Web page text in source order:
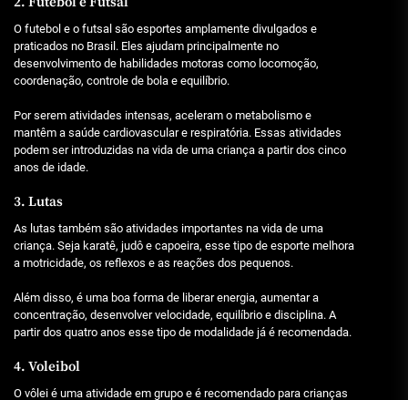
O futebol e o futsal são esportes amplamente divulgados e
praticados no Brasil. Eles ajudam principalmente no
desenvolvimento de habilidades motoras como locomoção,
coordenação, controle de bola e equilíbrio.
Por serem atividades intensas, aceleram o metabolismo e
mantêm a saúde cardiovascular e respiratória. Essas atividades
podem ser introduzidas na vida de uma criança a partir dos cinco
anos de idade.
3. Lutas
As lutas também são atividades importantes na vida de uma
criança. Seja karatê, judô e capoeira, esse tipo de esporte melhora
a motricidade, os reflexos e as reações dos pequenos.
Além disso, é uma boa forma de liberar energia, aumentar a
concentração, desenvolver velocidade, equilíbrio e disciplina. A
partir dos quatro anos esse tipo de modalidade já é recomendada.
4. Voleibol
O vôlei é uma atividade em grupo e é recomendado para crianças